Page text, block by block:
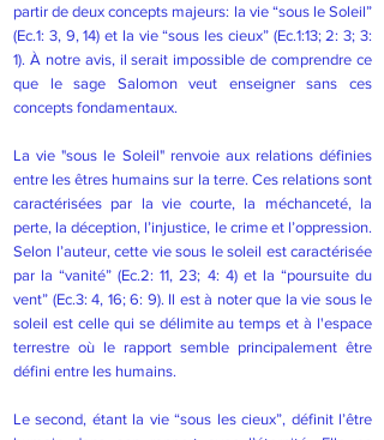
partir de deux concepts majeurs: la vie “sous le Soleil”
(Ec.1: 3, 9, 14) et la vie “sous les cieux” (Ec.1:13; 2: 3; 3:
1). À notre avis, il serait impossible de comprendre ce
que le sage Salomon veut enseigner sans ces
concepts fondamentaux.
La vie "sous le Soleil" renvoie aux relations définies
entre les êtres humains sur la terre. Ces relations sont
caractérisées par la vie courte, la méchanceté, la
perte, la déception, l’injustice, le crime et l’oppression.
Selon l’auteur, cette vie sous le soleil est caractérisée
par la “vanité” (Ec.2: 11, 23; 4: 4) et la “poursuite du
vent” (Ec.3: 4, 16; 6: 9). Il est à noter que la vie sous le
soleil est celle qui se délimite au temps et à l'espace
terrestre où le rapport semble principalement être
défini entre les humains.
Le second, étant la vie “sous les cieux”, définit l’être